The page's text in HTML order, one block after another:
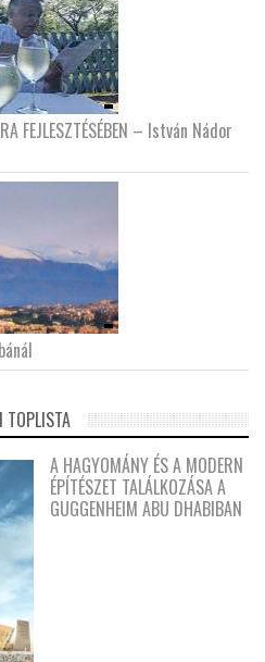
FEJLESZTÉSÉBEN – István Nádor
TOPLISTA
A HAGYOMÁNY ÉS A MODERN
ÉPÍTÉSZET TALÁLKOZÁSA A
GUGGENHEIM ABU DHABIBAN